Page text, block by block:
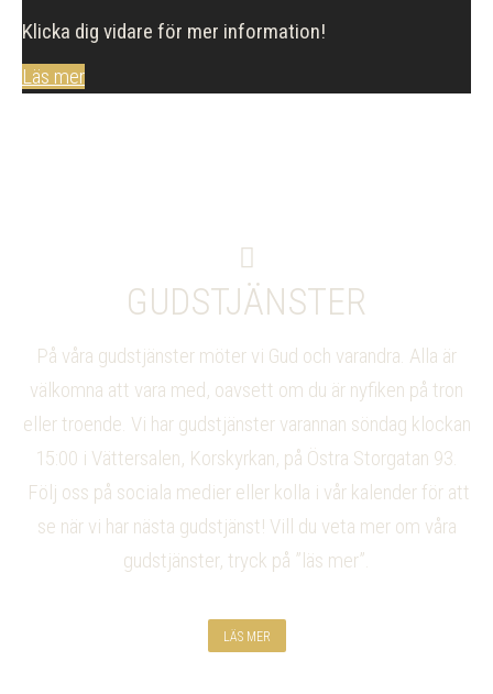
Klicka dig vidare för mer information!
Läs mer
GUDSTJÄNSTER
På våra gudstjänster möter vi Gud och varandra. Alla är
välkomna att vara med, oavsett om du är nyfiken på tron
eller troende. Vi har gudstjänster varannan söndag klockan
15:00 i Vättersalen, Korskyrkan, på Östra Storgatan 93.
Följ oss på sociala medier eller kolla i vår kalender för att
se när vi har nästa gudstjänst! Vill du veta mer om våra
gudstjänster, tryck på ”läs mer”.
LÄS MER